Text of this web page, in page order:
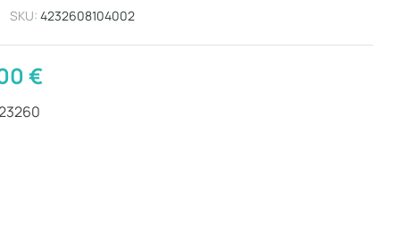
SKU: 4232608104002
€